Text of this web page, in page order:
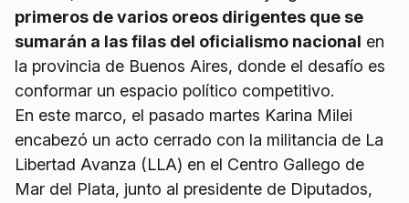
primeros de varios oreos dirigentes que se
sumarán a las filas del oficialismo nacional en
la provincia de Buenos Aires, donde el desafío es
conformar un espacio político competitivo.
En este marco, el pasado martes Karina Milei
encabezó un acto cerrado con la militancia de La
Libertad Avanza (LLA) en el Centro Gallego de
Mar del Plata, junto al presidente de Diputados,